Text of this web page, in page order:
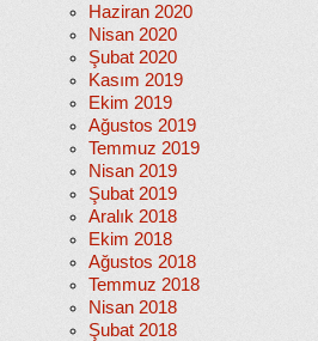
Haziran 2020
Nisan 2020
Şubat 2020
Kasım 2019
Ekim 2019
Ağustos 2019
Temmuz 2019
Nisan 2019
Şubat 2019
Aralık 2018
Ekim 2018
Ağustos 2018
Temmuz 2018
Nisan 2018
Şubat 2018